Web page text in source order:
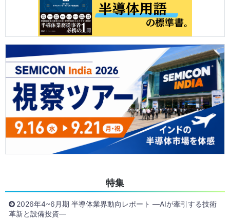
特集
2026年4~6月期 半導体業界動向レポート ―AIが牽引する技術
革新と設備投資―